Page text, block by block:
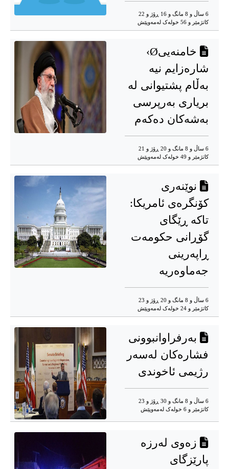
6 ساڵ و 8 مانگ و 16 ڕۆژ و 22
کاتژمێر و 56 خوله‌ک له‌مه‌وپێش‌
خامنەییØ›
شارەزایم نیە
بەڵام پشتیوانی لە
بریاری بەرپرسی
بەشەکان دەکەم
6 ساڵ و 8 مانگ و 20 ڕۆژ و 21
کاتژمێر و 49 خوله‌ک له‌مه‌وپێش‌
نوێنەری
کۆنگرەی ئامریکا:
تاکە ڕێگای
گۆڕانی حکومەت
ڕاپەرینی
جەماوەریە
6 ساڵ و 8 مانگ و 20 ڕۆژ و 23
کاتژمێر و 24 خوله‌ک له‌مه‌وپێش‌
بەرفراوانبوونی
فشارەکان لەسەر
رژیمی ئاخوندی
6 ساڵ و 8 مانگ و 30 ڕۆژ و 23
کاتژمێر و 6 خوله‌ک له‌مه‌وپێش‌
زەوی لەرزە
پارێزگای